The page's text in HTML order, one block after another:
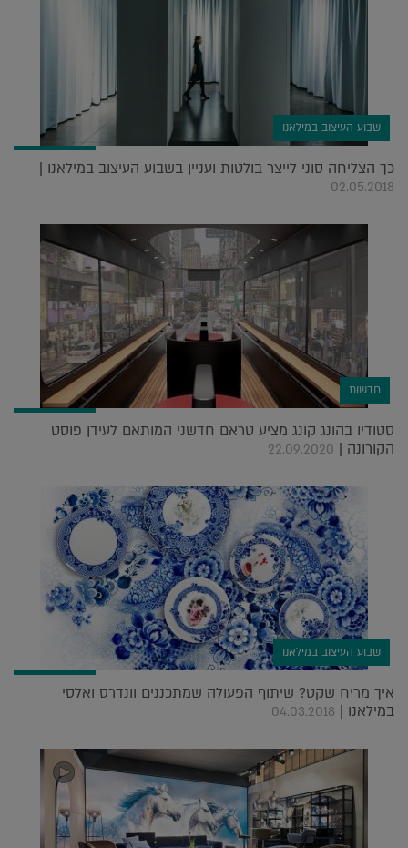
שבוע העיצוב במילאנו
כך הצליחה סוני לייצר בולטות ועניין בשבוע העיצוב במילאנו |
02.05.2018
חדשות
סטודיו בהונג קונג מציע טראם חדשני המותאם לעידן פוסט
הקורונה | 22.09.2020
שבוע העיצוב במילאנו
איך מריח שקט? שיתוף הפעולה שמתכננים וונדרס ואלסי
במילאנו | 04.03.2018